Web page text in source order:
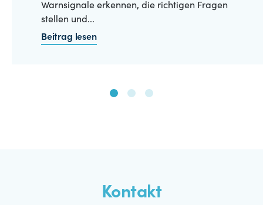
Warnsignale erkennen, die richtigen Fragen
stellen und...
Beitrag lesen
Kontakt